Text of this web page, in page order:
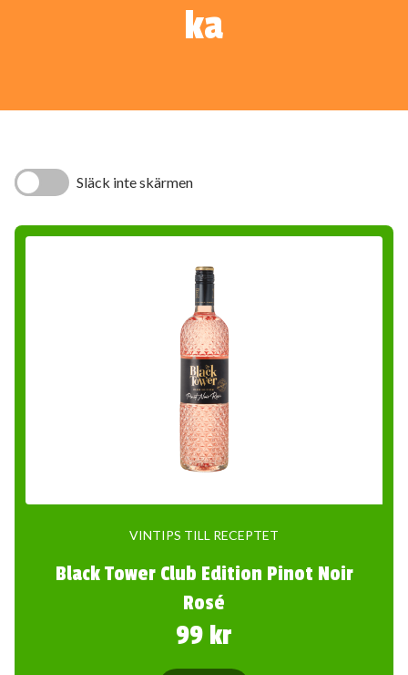
ka
Släck inte skärmen
VINTIPS TILL RECEPTET
Black Tower Club Edition Pinot Noir
Rosé
99 kr